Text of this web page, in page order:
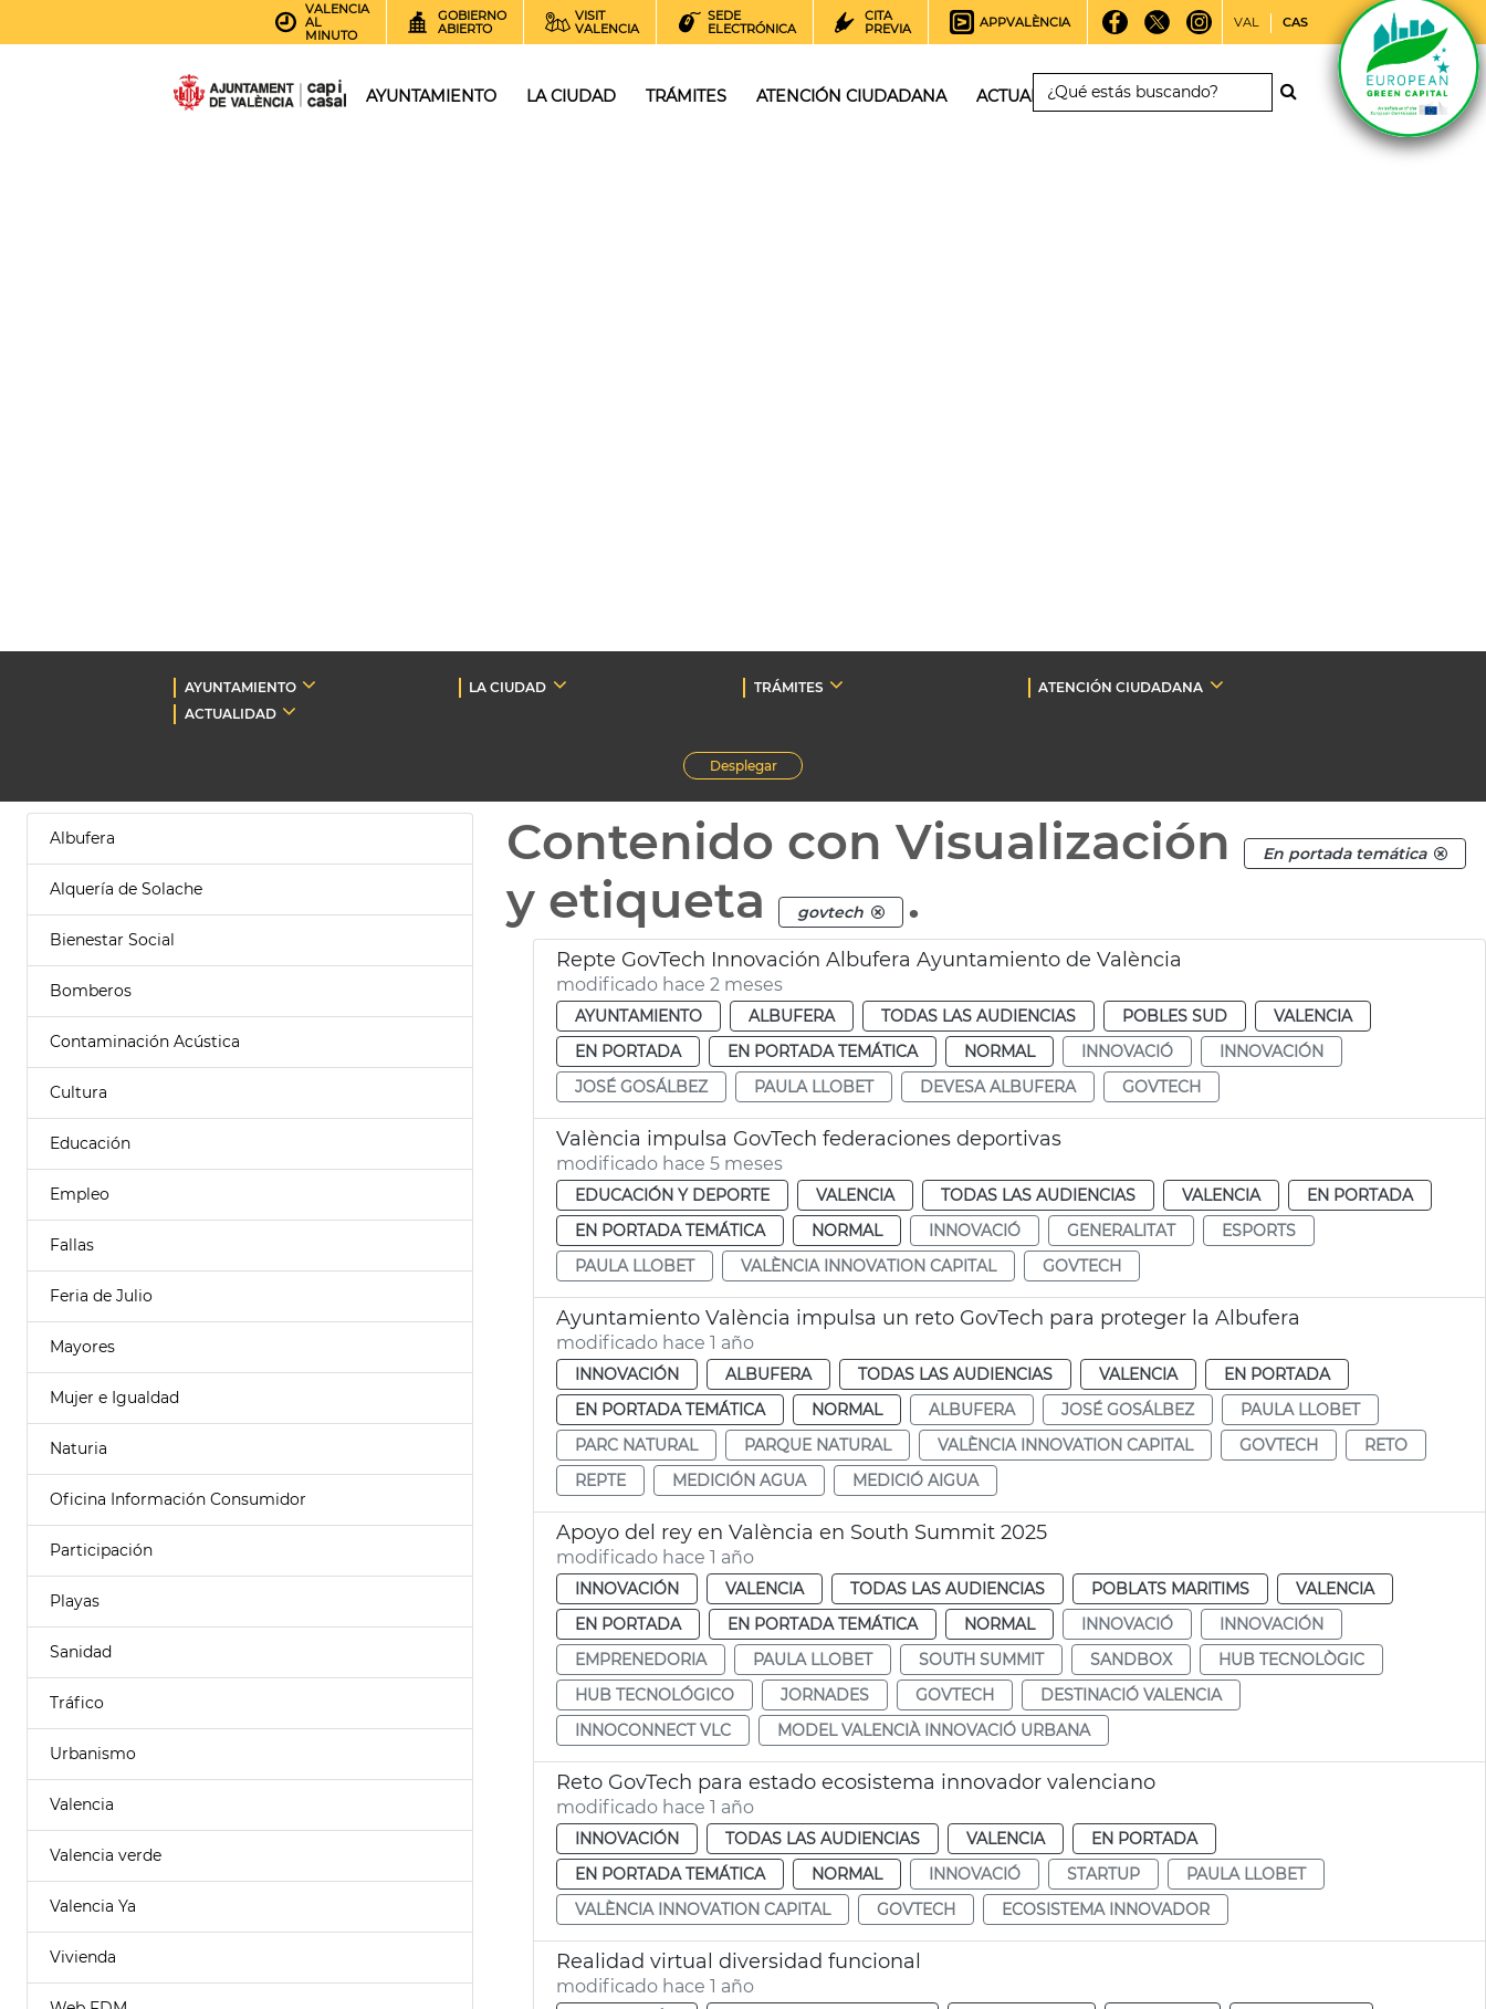
VALENCIA
AL
MINUTO
GOBIERNO
ABIERTO
VISIT
VALENCIA
SEDE
ELECTRÓNICA
CITA
PREVIA
APPVALÈNCIA VAL CAS
AYUNTAMIENTO LA CIUDAD TRÁMITES ATENCIÓN CIUDADANA ACTUALIDAD
AYUNTAMIENTO LA CIUDAD TRÁMITES
ATENCIÓN CIUDADANA
ACTUALIDAD
Desplegar
Albufera
Alquería de Solache
Bienestar Social
Bomberos
Contaminación Acústica
Cultura
Educación
Empleo
Fallas
Feria de Julio
Mayores
Mujer e Igualdad
Naturia
Oficina Información Consumidor
Participación
Playas
Sanidad
Tráfico
Urbanismo
Valencia
Valencia verde
Valencia Ya
Vivienda
Contenido con Visualización En portada temática
y etiqueta govtech .
Repte GovTech Innovación Albufera Ayuntamiento de València
modificado hace 2 meses
AYUNTAMIENTO ALBUFERA TODAS LAS AUDIENCIAS POBLES SUD
VALENCIA
EN PORTADA
EN PORTADA TEMÁTICA NORMAL INNOVACIÓ
INNOVACIÓN
JOSÉ GOSÁLBEZ
PAULA LLOBET DEVESA ALBUFERA GOVTECH
València impulsa GovTech federaciones deportivas
modificado hace 5 meses
EDUCACIÓN Y DEPORTE VALENCIA TODAS LAS AUDIENCIAS VALENCIA
EN PORTADA
EN PORTADA TEMÁTICA
NORMAL INNOVACIÓ GENERALITAT
ESPORTS
PAULA LLOBET
VALÈNCIA INNOVATION CAPITAL GOVTECH
Ayuntamiento València impulsa un reto GovTech para proteger la Albufera
modificado hace 1 año
INNOVACIÓN ALBUFERA TODAS LAS AUDIENCIAS VALENCIA
EN PORTADA
EN PORTADA TEMÁTICA
NORMAL ALBUFERA JOSÉ GOSÁLBEZ
PAULA LLOBET
PARC NATURAL
PARQUE NATURAL VALÈNCIA INNOVATION CAPITAL GOVTECH
RETO
REPTE
MEDICIÓN AGUA MEDICIÓ AIGUA
Apoyo del rey en València en South Summit 2025
modificado hace 1 año
INNOVACIÓN VALENCIA TODAS LAS AUDIENCIAS POBLATS MARITIMS
VALENCIA
EN PORTADA
EN PORTADA TEMÁTICA NORMAL INNOVACIÓ
INNOVACIÓN
EMPRENEDORIA
PAULA LLOBET SOUTH SUMMIT SANDBOX
HUB TECNOLÒGIC
HUB TECNOLÓGICO
JORNADES GOVTECH
DESTINACIÓ VALENCIA
INNOCONNECT VLC
MODEL VALENCIÀ INNOVACIÓ URBANA
Reto GovTech para estado ecosistema innovador valenciano
modificado hace 1 año
INNOVACIÓN TODAS LAS AUDIENCIAS VALENCIA
EN PORTADA
EN PORTADA TEMÁTICA
NORMAL INNOVACIÓ STARTUP
PAULA LLOBET
VALÈNCIA INNOVATION CAPITAL
GOVTECH ECOSISTEMA INNOVADOR
Realidad virtual diversidad funcional
modificado hace 1 año